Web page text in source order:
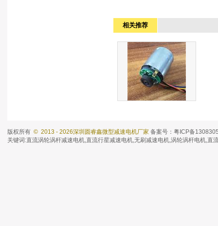
相关推荐
分类：编码器（译码器）减速
电机
版权所有 © 2013 - 2026深圳圆睿鑫微型减速电机厂家 备案号：粤ICP备
关键词:直流涡轮涡杆减速电机,直流行星减速电机,无刷减速电机,涡轮涡杆电机,直